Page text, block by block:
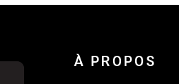
À PROPOS